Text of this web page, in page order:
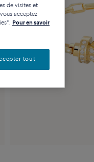
de visites et
acceptez
Pour en savoir
tout